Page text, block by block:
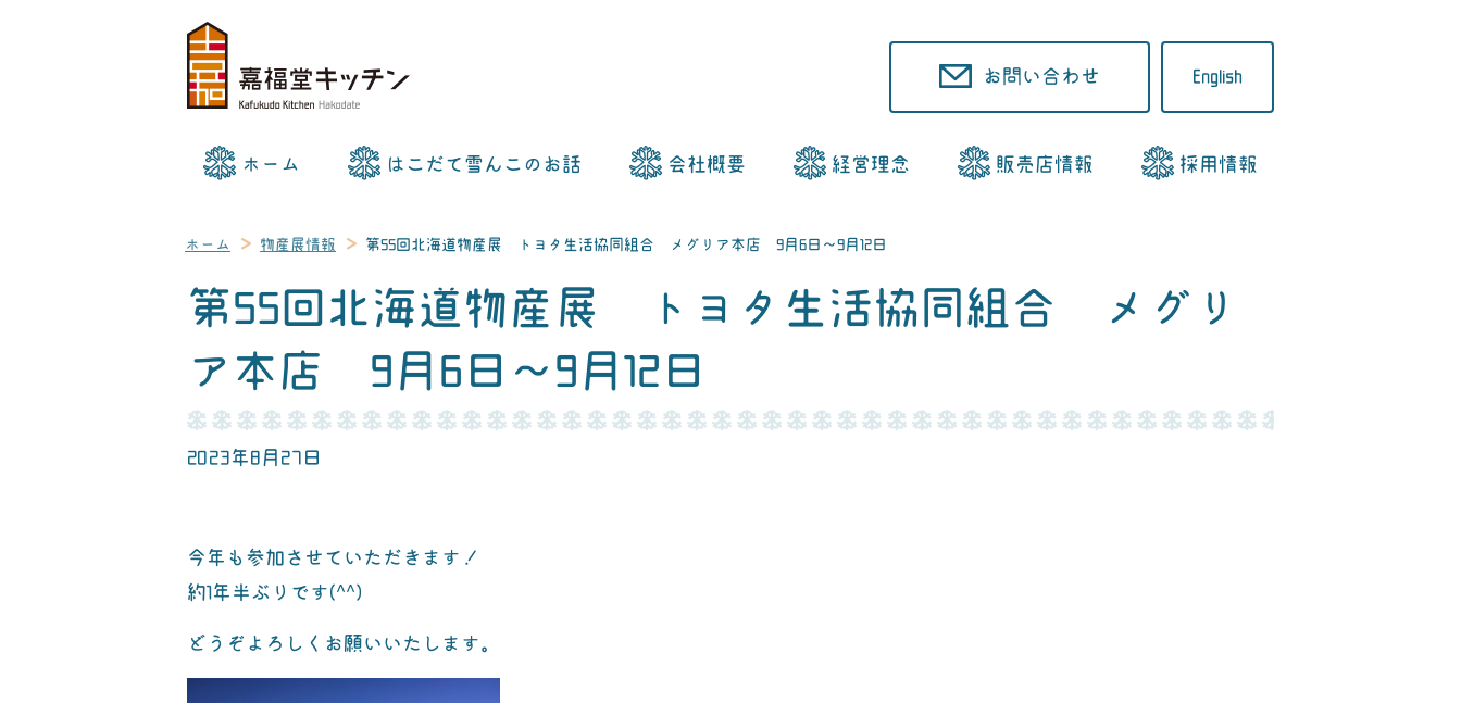
English
お問い合わせ
ホーム はこだて雪んこ のお話 会社概要 経営理念 販売店情報 採用情報
ホーム 物産展情報 第55回北海道物産展 トヨタ生活協同組合 メグリア本店 9月6日～9月12日
第55回北海道物産展 トヨタ生活協同組合 メグリ
ア本店 9月6日～9月12日
2023年8月27日
今年も参加させていただきます！
約1年半ぶりです(^^)
どうぞよろしくお願いいたします。